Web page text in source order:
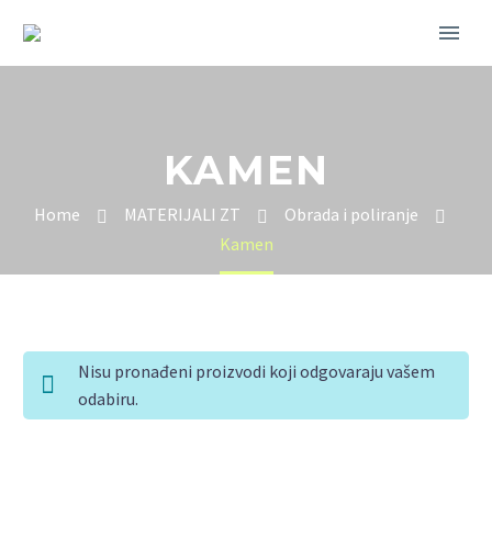
KAMEN
Home MATERIJALI ZT
Obrada i poliranje
Kamen
Nisu pronađeni proizvodi koji odgovaraju vašem
odabiru.